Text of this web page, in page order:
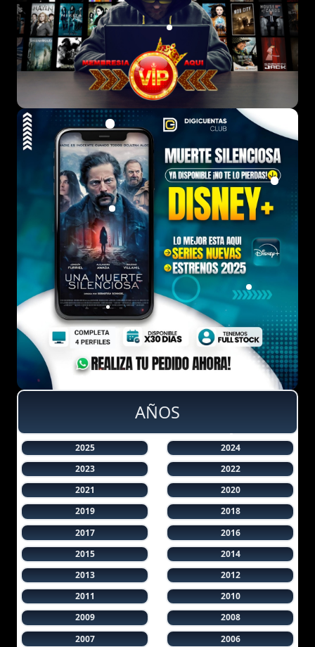
AÑOS
2025
2024
2023
2022
2021
2020
2019
2018
2017
2016
2015
2014
2013
2012
2011
2010
2009
2008
2007
2006